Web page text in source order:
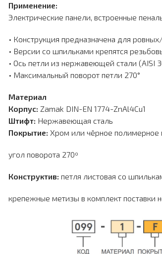
Применение:
Электрические панели, встроенные
• Конструкция предназначена для
• Версии со шпильками крепятся
• Ось петли из нержавеющей стали (AISI
• Максимальный поворот петли 270°
Материал
Корпус: Zamak DIN-EN 1774-ZnAl4Cu1
Штифт: Нержавеющая сталь
Покрытие: Хром или чёрное полимерное
угол поворота 270º
Конструктив: петля листовая со
крепежные метизы в комплект поставки
Комментарий к заказу